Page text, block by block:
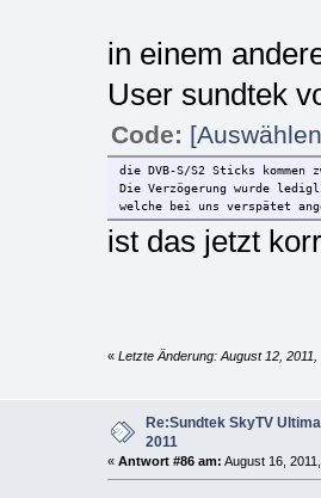
in einem
User sundtek
Code:
die DVB-S/S2 Sticks kommen
Die Verzögerung wurde
welche bei uns verspätet
ist das jetzt
« Letzte Änderung: August 12,
Re:Sundtek SkyTV
2011
« Antwort #86 am: August 16,